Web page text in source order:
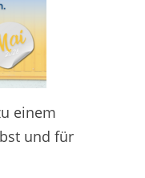
einem
und für